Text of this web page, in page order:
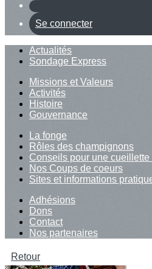
Se connecter
Actualités
Sondage Express
Missions et Valeurs
Activités
Histoire
Gouvernance
La fonge
Rôles des champignons
Conseils pour une
Nos Coups de coeurs
Sites et informations
Adhésions
Dons
Contact
Nos partenaires
Retour